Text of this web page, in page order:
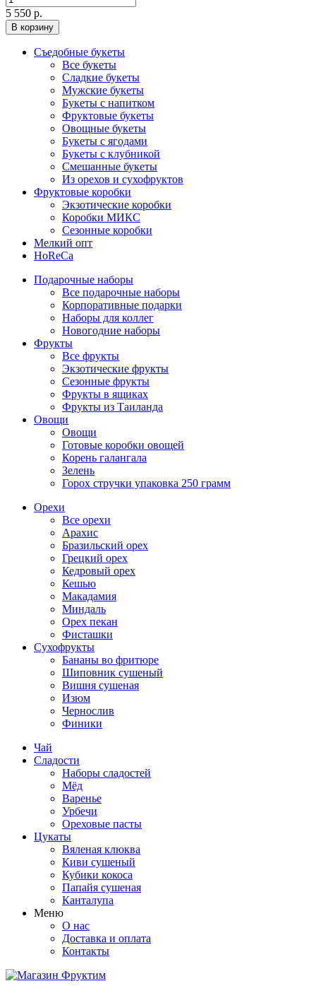
5 550 р.
В корзину
Съедобные букеты
Все букеты
Сладкие букеты
Мужские букеты
Букеты с напитком
Фруктовые букеты
Овощные букеты
Букеты с ягодами
Букеты с клубникой
Смешанные букеты
Из орехов и сухофруктов
Фруктовые коробки
Экзотические коробки
Коробки МИКС
Сезонные коробки
Мелкий опт
HoReCa
Подарочные наборы
Все подарочные наборы
Корпоративные подарки
Наборы для коллег
Новогодние наборы
Фрукты
Все фрукты
Экзотические фрукты
Сезонные фрукты
Фрукты в ящиках
Фрукты из Таиланда
Овощи
Овощи
Готовые коробки овощей
Корень галангала
Зелень
Горох стручки упаковка 250 грамм
Орехи
Все орехи
Арахис
Бразильский орех
Грецкий орех
Кедровый орех
Кешью
Макадамия
Миндаль
Орех пекан
Фисташки
Сухофрукты
Бананы во фритюре
Шиповник сушеный
Вишня сушеная
Изюм
Чернослив
Финики
Чай
Сладости
Наборы сладостей
Мёд
Варенье
Урбечи
Ореховые пасты
Цукаты
Вяленая клюква
Киви сушеный
Кубики кокоса
Папайя сушеная
Канталупа
Меню
О нас
Доставка и оплата
Контакты